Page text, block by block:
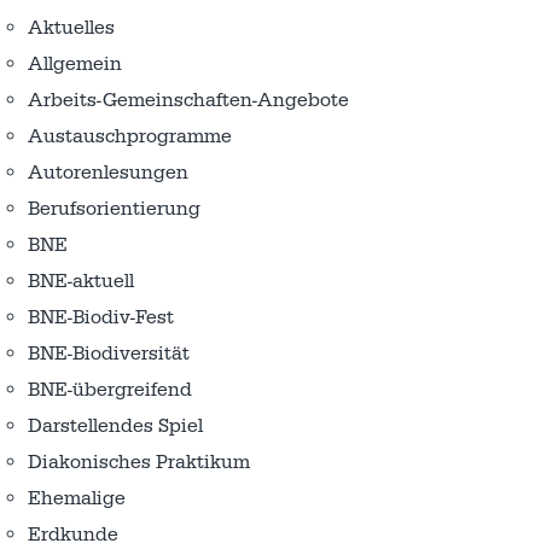
Aktuelles
Allgemein
Arbeits-Gemeinschaften-Angebote
Austausch­programme
Autorenlesungen
Berufsorientierung
BNE
BNE-aktuell
BNE-Biodiv-Fest
BNE-Biodiversität
BNE-übergreifend
Darstellendes Spiel
Diakonisches Praktikum
Ehemalige
Erdkunde